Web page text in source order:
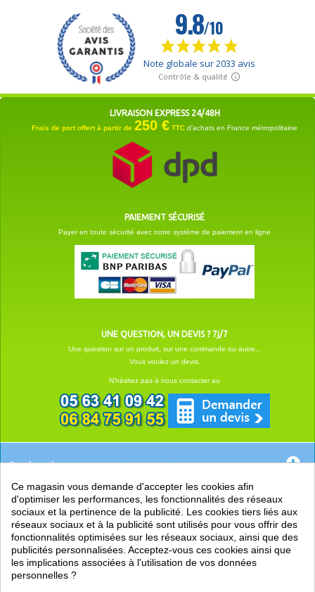
LIVRAISON EXPRESS 24/48H
Frais de port offert à partir de 250 € TTC d'achats en France métropolitaine
PAIEMENT SÉCURISÉ
Payer en toute sécurité avec notre système de paiement en ligne
UNE QUESTION, UN DEVIS ? 7j/7
Une question sur un produit, sur une commande ou autre...
Vous voulez un devis.
N'hésitez pas à nous contacter au
Catégories
EN SAVOIR +
PRATIQUE
LIENS
Ce magasin vous demande d'accepter les cookies afin
d'optimiser les performances, les fonctionnalités des réseaux
sociaux et la pertinence de la publicité. Les cookies tiers liés aux
réseaux sociaux et à la publicité sont utilisés pour vous offrir des
fonctionnalités optimisées sur les réseaux sociaux, ainsi que des
publicités personnalisées. Acceptez-vous ces cookies ainsi que
les implications associées à l'utilisation de vos données
personnelles ?